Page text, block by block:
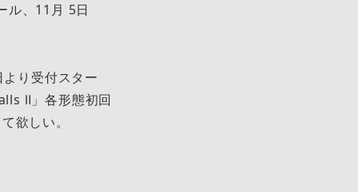
ル、11月 5日
り受付スター
Ⅱ」各形態初回
欲しい。